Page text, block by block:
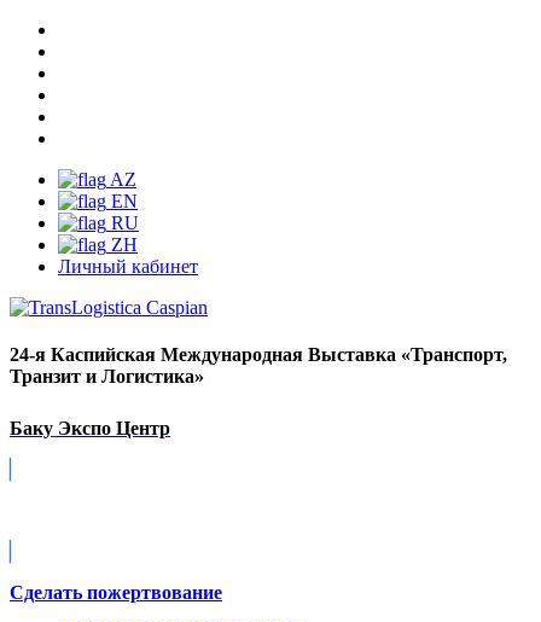
AZ
EN
RU
ZH
Личный кабинет
24-я Каспийская Международная Выставка «Транспорт,
Транзит и Логистика»
Баку Экспо Центр
Сделать пожертвование